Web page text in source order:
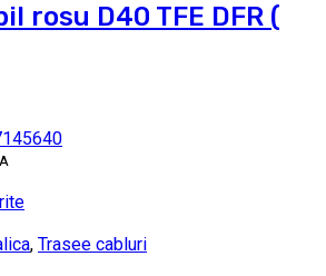
rosu D40 TFE DFR (
, Trasee cabluri